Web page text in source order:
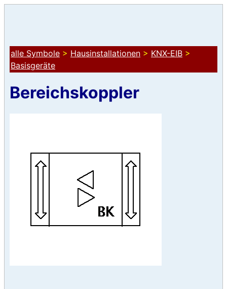
alle Symbole > Hausinstallationen > KNX-EIB >
Basisgeräte
Bereichskoppler